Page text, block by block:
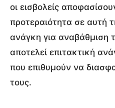
οι εισβολείς
προτεραιότητα σε αυτή
ανάγκη για αναβάθμιση
αποτελεί επιτακτική
που επιθυμούν να
τους.